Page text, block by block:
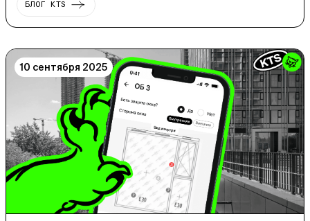
БЛОГ KTS
10 сентября 2025